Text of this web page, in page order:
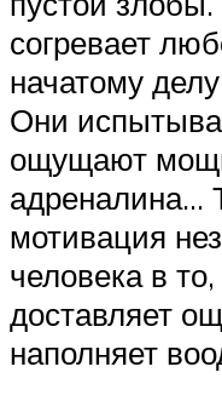
согревает
начатому
Они
ощущают
адреналина…
мотивация
человека в
доставляет
наполняет